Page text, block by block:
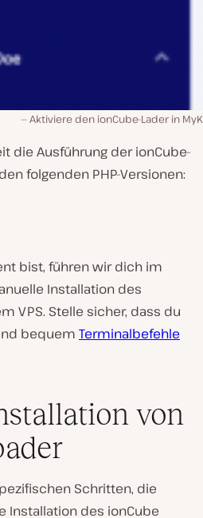
Aktiviere den ionCube-Lader in
die Ausführung der ionCube-
folgenden PHP-Versionen:
bist, führen wir dich im
Installation des
VPS. Stelle sicher, dass du
bequem Terminalbefehle
von
Schritten, die
Installation des ionCube